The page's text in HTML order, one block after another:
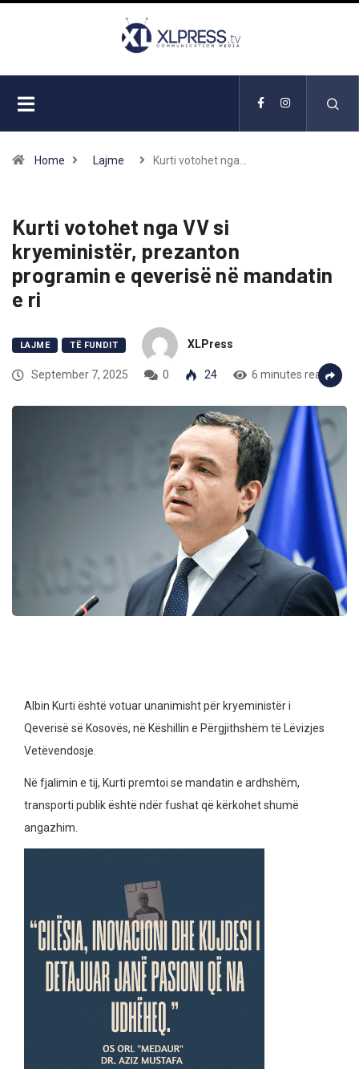
Home Lajme Kurti votohet nga…
Kurti votohet nga VV si
kryeministër, prezanton
programin e qeverisë në mandatin
e ri
LAJME TË FUNDIT XLPress
September 7, 2025 0 24 6 minutes read
Albin Kurti është votuar unanimisht për kryeministër i
Qeverisë së Kosovës, në Këshillin e Përgjithshëm të Lëvizjes
Vetëvendosje.
Në fjalimin e tij, Kurti premtoi se mandatin e ardhshëm,
transporti publik është ndër fushat që kërkohet shumë
angazhim.